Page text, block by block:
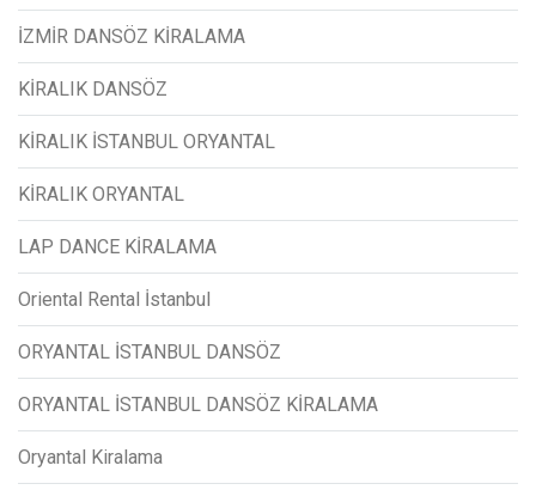
İZMİR DANSÖZ KİRALAMA
KİRALIK DANSÖZ
KİRALIK İSTANBUL ORYANTAL
KİRALIK ORYANTAL
LAP DANCE KİRALAMA
Oriental Rental İstanbul
ORYANTAL İSTANBUL DANSÖZ
ORYANTAL İSTANBUL DANSÖZ KİRALAMA
Oryantal Kiralama